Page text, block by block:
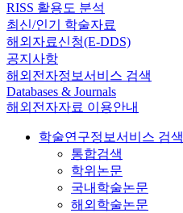
RISS 활용도 분석
최신/인기 학술자료
해외자료신청(E-DDS)
공지사항
해외전자정보서비스 검색
Databases & Journals
해외전자자료 이용안내
학술연구정보서비스 검색
통합검색
학위논문
국내학술논문
해외학술논문